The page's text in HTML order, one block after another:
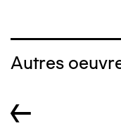
Autres
←